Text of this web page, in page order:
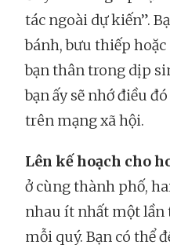
tác ngoài dự kiến”.
bánh, bưu thiếp
bạn thân trong dịp
bạn ấy sẽ nhớ điều
trên mạng xã hội.
Lên kế hoạch cho
ở cùng thành phố,
nhau ít nhất một lần
mỗi quý. Bạn có thể